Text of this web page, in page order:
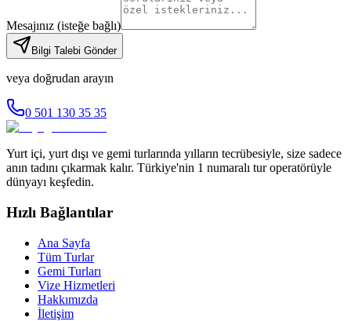
Mesajınız (isteğe bağlı)
Bilgi Talebi Gönder
veya doğrudan arayın
0 501 130 35 35
Yurt içi, yurt dışı ve gemi turlarında yılların tecrübesiyle, size sadece
anın tadını çıkarmak kalır. Türkiye'nin 1 numaralı tur operatörüyle
dünyayı keşfedin.
Hızlı Bağlantılar
Ana Sayfa
Tüm Turlar
Gemi Turları
Vize Hizmetleri
Hakkımızda
İletişim